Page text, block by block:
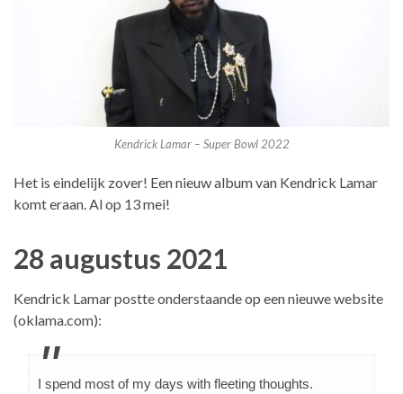
Kendrick Lamar – Super Bowl 2022
Het is eindelijk zover! Een nieuw album van Kendrick Lamar
komt eraan. Al op 13 mei!
28 augustus 2021
Kendrick Lamar postte onderstaande op een nieuwe website
(oklama.com):
I spend most of my days with fleeting thoughts.